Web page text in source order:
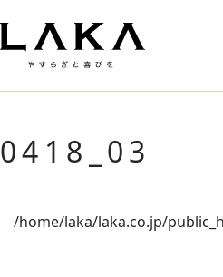
0418_03
/home/laka/laka.co.jp/